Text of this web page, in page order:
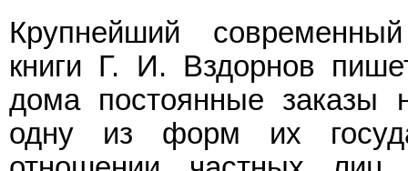
Крупнейший
книги Г. И. Вздорнов
дома постоянные заказы
одну из форм их